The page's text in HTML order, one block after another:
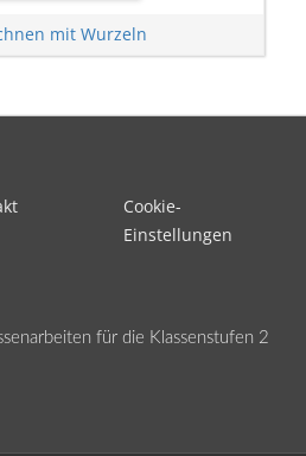
mit Wurzeln
Cookie-
Einstellungen
für die Klassenstufen 2